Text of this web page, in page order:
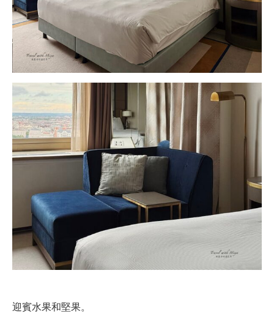
迎賓水果和堅果。